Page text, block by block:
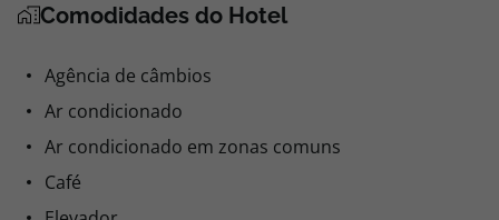
Comodidades do Hotel
Agência de câmbios
Ar condicionado
Ar condicionado em zonas comuns
Café